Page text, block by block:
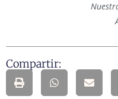
Compartir: